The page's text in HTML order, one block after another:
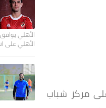
مركز شباب
الأهلي
الأهلي على